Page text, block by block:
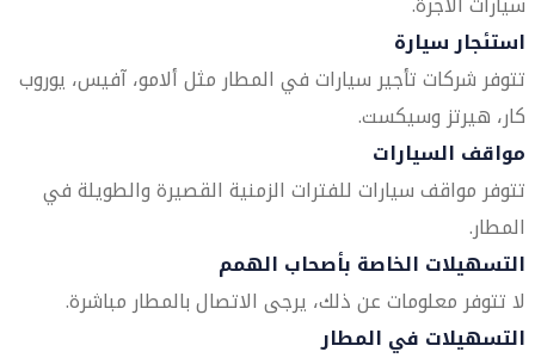
استئجار سيارة
تتوفر شركات تأجير سيارات في المطار مثل ألامو، آفيس، يوروب
كار، هيرتز وسيكست.
مواقف السيارات
تتوفر مواقف سيارات للفترات الزمنية القصيرة والطويلة في
المطار.
التسهيلات الخاصة بأصحاب الهمم
لا تتوفر معلومات عن ذلك، يرجى الاتصال بالمطار مباشرة.
التسهيلات في المطار